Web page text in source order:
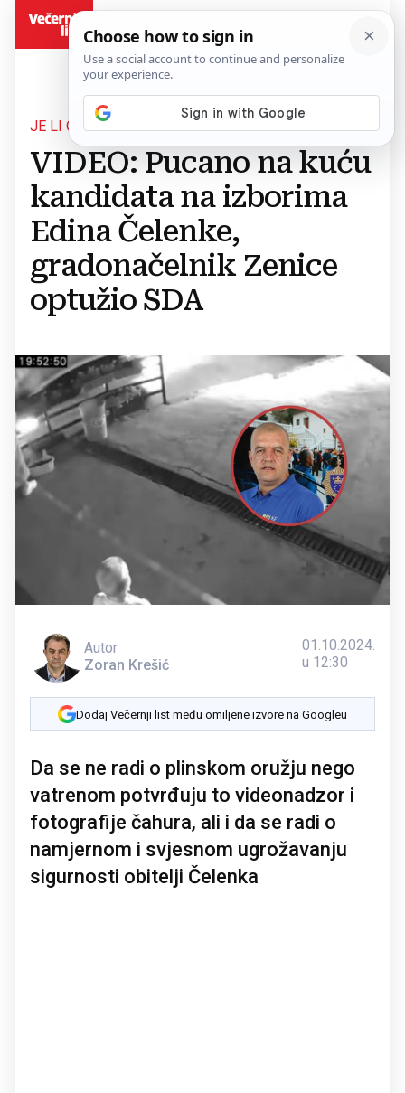
JE LI OVO PRIJETNJA KONKURENCIJI?
VIDEO: Pucano na kuću
kandidata na izborima
Edina Čelenke,
gradonačelnik Zenice
optužio SDA
Autor
Zoran Krešić
01.10.2024.
u 12:30
Dodaj Večernji list među omiljene izvore na Googleu
Da se ne radi o plinskom oružju nego
vatrenom potvrđuju to videonadzor i
fotografije čahura, ali i da se radi o
namjernom i svjesnom ugrožavanju
sigurnosti obitelji Čelenka